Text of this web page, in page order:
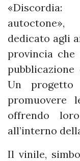
dedicato agli
provincia che
Un progetto
promuovere
offrendo
all’interno
Il vinile,